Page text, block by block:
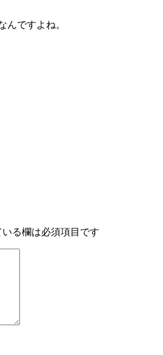
んですよね。
いる欄は必須項目です